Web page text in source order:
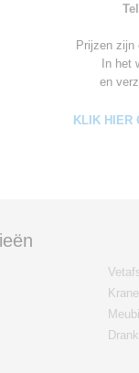
Prijzen zijn
In het
en
KLIK HIER